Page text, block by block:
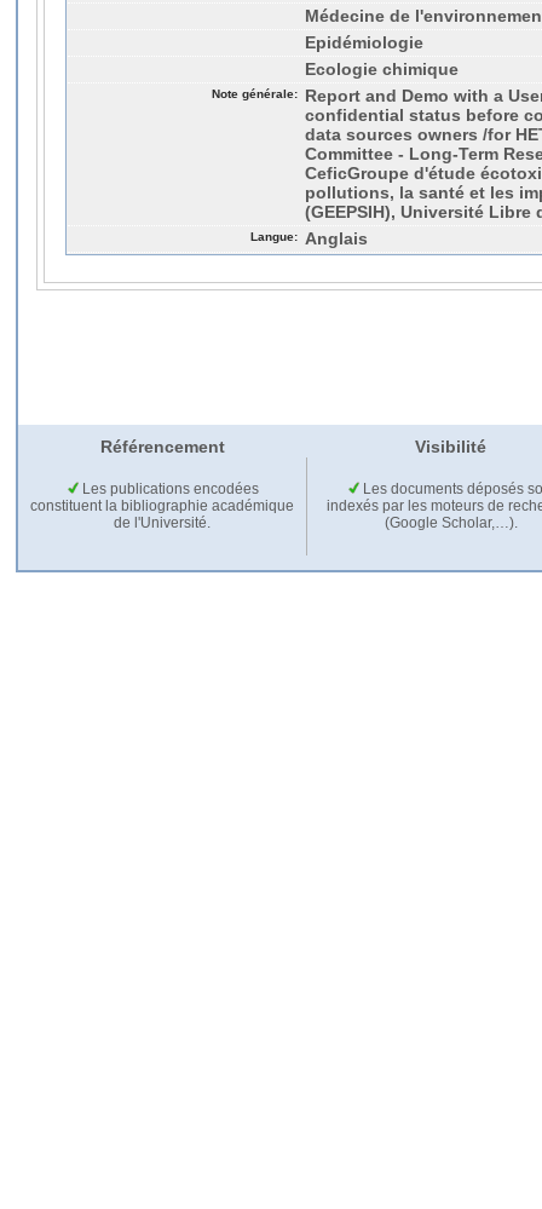
Médecine de
Epidémiologie
Ecologie chimique
Note générale:
Report and Demo with a
confidential status before
data sources owners /for
Committee - Long-Term
CeficGroupe d'étude
pollutions, la santé et les
(GEEPSIH), Université Libre
Langue: Anglais
Référencement Visibilité
Les publications encodées
constituent la bibliographie académique
de l'Université.
Les documents déposés
indexés par les moteurs de
(Google Scholar,…).